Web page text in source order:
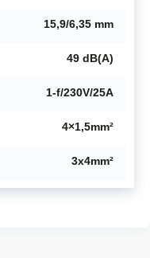
15,9/6,35 mm
49 dB(A)
1-f/230V/25A
4×1,5mm²
3x4mm²